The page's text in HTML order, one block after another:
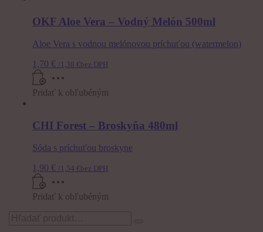
OKF Aloe Vera – Vodný Melón 500ml
Aloe Vera s vodnou melónovou príchuťou (watermelon)
1,70 € / 1,38 €bez DPH
Pridať k obľubéným
CHI Forest – Broskyňa 480ml
Sóda s príchuťou broskyne
1,90 € / 1,54 € bez DPH
Pridať k obľubéným